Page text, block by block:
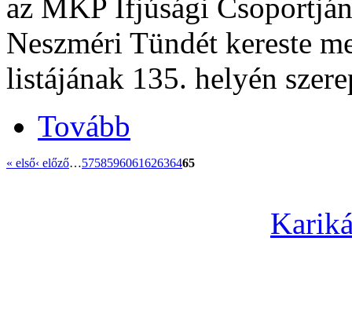
az MKP Ifjúsági
Neszméri Tündét kereste
listájának 135. helyén
Tovább
« első‹ előző…575859606162636465